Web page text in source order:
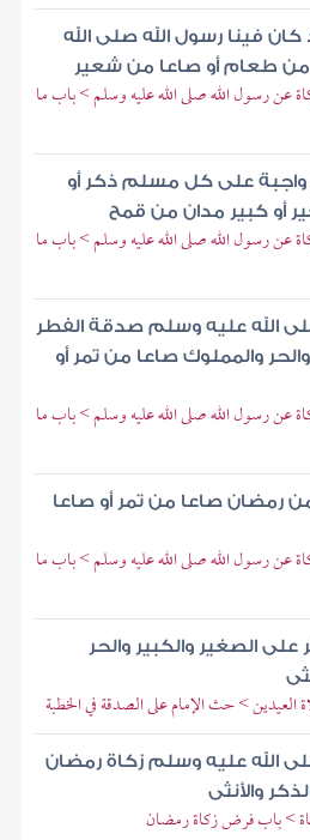
كان فينا رسول الله صلى الله
طعام أو صاعا من شعير
عن رسول الله صلى الله عليه وسلم > باب ما
واجبة على كل مسلم ذكر أو
أو كبير مدان من قمح
عن رسول الله صلى الله عليه وسلم > باب ما
الله عليه وسلم صدقة الفطر
والمملوك صاعا من تمر أو
عن رسول الله صلى الله عليه وسلم > باب ما
رمضان صاعا من تمر أو صاعا
عن رسول الله صلى الله عليه وسلم > باب ما
الصغير والكبير والحر
> حث الإمام على الصدقة في الخطبة
الله عليه وسلم زكاة رمضان
والأنثى
> باب فرض زكاة رمضان